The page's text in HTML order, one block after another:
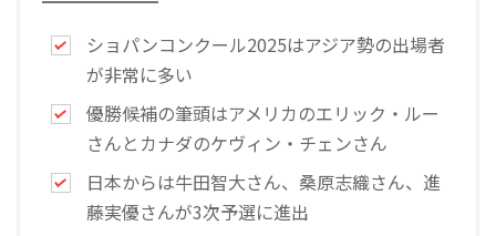
ショパンコンクール2025はアジア勢の出場者
が非常に多い
優勝候補の筆頭はアメリカのエリック・ルー
さんとカナダのケヴィン・チェンさん
日本からは牛田智大さん、桑原志織さん、進
藤実優さんが3次予選に進出